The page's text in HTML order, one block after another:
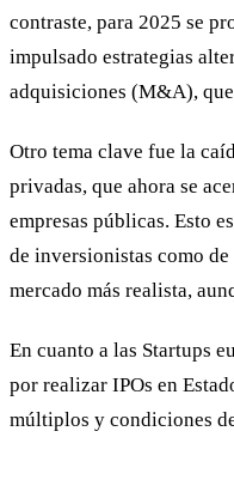
contraste, para 2025 se
impulsado estrategias
adquisiciones (M&A),
Otro tema clave fue la
privadas, que ahora se
empresas públicas. Esto
de inversionistas como
mercado más realista,
En cuanto a las Startups
por realizar IPOs en
múltiplos y condiciones